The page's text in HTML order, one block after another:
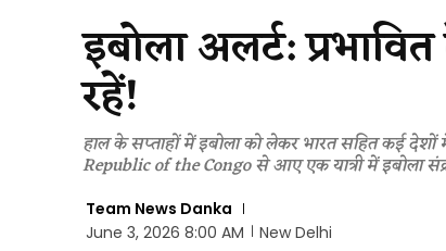
इबोला अलर्ट:
रहें!
हाल के सप्ताहों में इबोला को लेकर भारत सहित कई देशों
Republic of the Congo से आए एक यात्री में इबोला
Team News Danka
June 3, 2026 8:00 AM
New Delhi